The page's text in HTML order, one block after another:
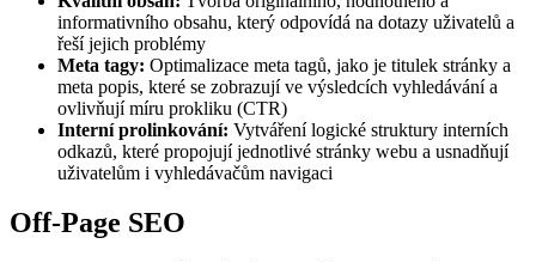
informativního obsahu, který odpovídá na dotazy uživatelů a
řeší jejich problémy
Meta tagy: Optimalizace meta tagů, jako je titulek stránky a
meta popis, které se zobrazují ve výsledcích vyhledávání a
ovlivňují míru prokliku (CTR)
Interní prolinkování: Vytváření logické struktury interních
odkazů, které propojují jednotlivé stránky webu a usnadňují
uživatelům i vyhledávačům navigaci
Off-Page SEO